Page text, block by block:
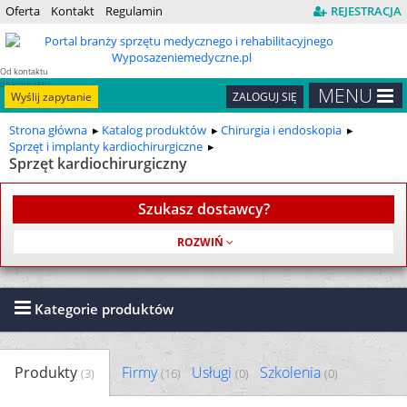
Oferta Kontakt Regulamin REJESTRACJA
Od kontaktu
do kontraktu
MENU
ZALOGUJ SIĘ
Wyślij zapytanie
Strona główna Katalog produktów
Chirurgia i endoskopia
Sprzęt i implanty kardiochirurgiczne
Sprzęt kardiochirurgiczny
Produkty (3) Firmy(16) Usługi (0) Szkolenia (0)
Kategorie produktów
Szukasz dostawcy?
Usługa jest bezpłatna